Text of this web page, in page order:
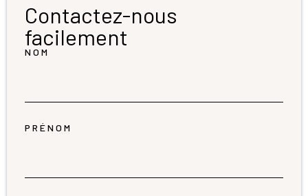
Contactez-nous
facilement
NOM
PRÉNOM